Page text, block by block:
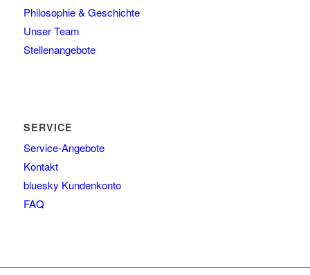
Philosophie & Geschichte
Unser Team
Stellenangebote
SERVICE
Service-Angebote
Kontakt
bluesky Kundenkonto
FAQ